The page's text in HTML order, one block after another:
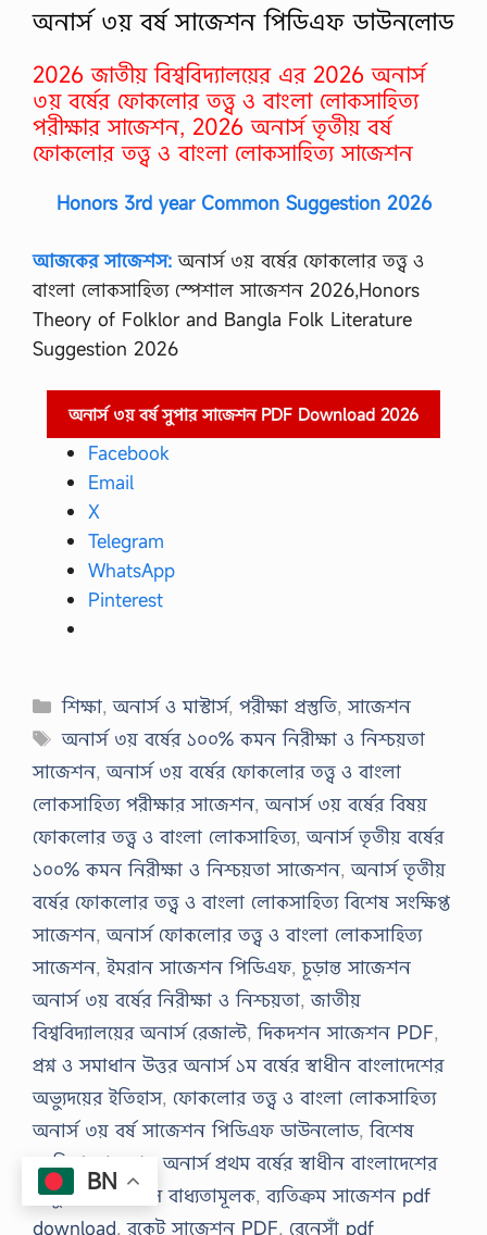
অনার্স ৩য় বর্ষ সাজেশন পিডিএফ ডাউনলোড
2026 জাতীয় বিশ্ববিদ্যালয়ের এর 2026 অনার্স
৩য় বর্ষের ফোকলোর তত্ত্ব ও বাংলা লোকসাহিত্য
পরীক্ষার সাজেশন, 2026 অনার্স তৃতীয় বর্ষ
ফোকলোর তত্ত্ব ও বাংলা লোকসাহিত্য সাজেশন
Honors 3rd year Common Suggestion 2026
আজকের সাজেশস: অনার্স ৩য় বর্ষের ফোকলোর তত্ত্ব ও
বাংলা লোকসাহিত্য স্পেশাল সাজেশন 2026,Honors
Theory of Folklor and Bangla Folk Literature
Suggestion 2026
অনার্স ৩য় বর্ষ সুপার সাজেশন PDF Download 2026
Facebook
Email
X
Telegram
WhatsApp
Pinterest
Categories
শিক্ষা,অনার্স ও মাস্টার্স,পরীক্ষা প্রস্তুতি,সাজেশন
Tags
অনার্স ৩য় বর্ষের ১০০% কমন নিরীক্ষা ও নিশ্চয়তা
সাজেশন,অনার্স ৩য় বর্ষের ফোকলোর তত্ত্ব ও বাংলা
লোকসাহিত্য পরীক্ষার সাজেশন,অনার্স ৩য় বর্ষের বিষয়
ফোকলোর তত্ত্ব ও বাংলা লোকসাহিত্য,অনার্স তৃতীয় বর্ষের
১০০% কমন নিরীক্ষা ও নিশ্চয়তা সাজেশন,অনার্স তৃতীয়
বর্ষের ফোকলোর তত্ত্ব ও বাংলা লোকসাহিত্য বিশেষ সংক্ষিপ্ত
সাজেশন,অনার্স ফোকলোর তত্ত্ব ও বাংলা লোকসাহিত্য
সাজেশন,ইমরান সাজেশন পিডিএফ,চূড়ান্ত সাজেশন
অনার্স ৩য় বর্ষের নিরীক্ষা ও নিশ্চয়তা,জাতীয়
বিশ্ববিদ্যালয়ের অনার্স রেজাল্ট,দিকদশন সাজেশন PDF,
প্রশ্ন ও সমাধান উত্তর অনার্স ১ম বর্ষের স্বাধীন বাংলাদেশের
অভ্যুদয়ের ইতিহাস, ফোকলোর তত্ত্ব ও বাংলা লোকসাহিত্য
অনার্স ৩য় বর্ষ সাজেশন পিডিএফ ডাউনলোড,বিশেষ
সংক্ষিপ্ত সাজেশন অনার্স প্রথম বর্ষের স্বাধীন বাংলাদেশের
অভ্যুদয়ের ইতিহাস বাধ্যতামূলক,ব্যতিক্রম সাজেশন pdf
download,রকেট সাজেশন PDF, রেনেসাঁ pdf
BN